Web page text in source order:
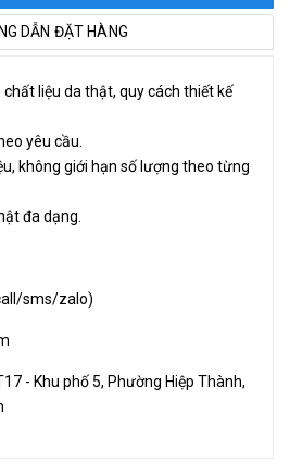
DẪN ĐẶT HÀNG
liệu da thật, quy cách thiết kế
yêu cầu.
không giới hạn số lượng theo từng
đa dạng.
sms/zalo)
- Khu phố 5, Phường Hiệp Thành,